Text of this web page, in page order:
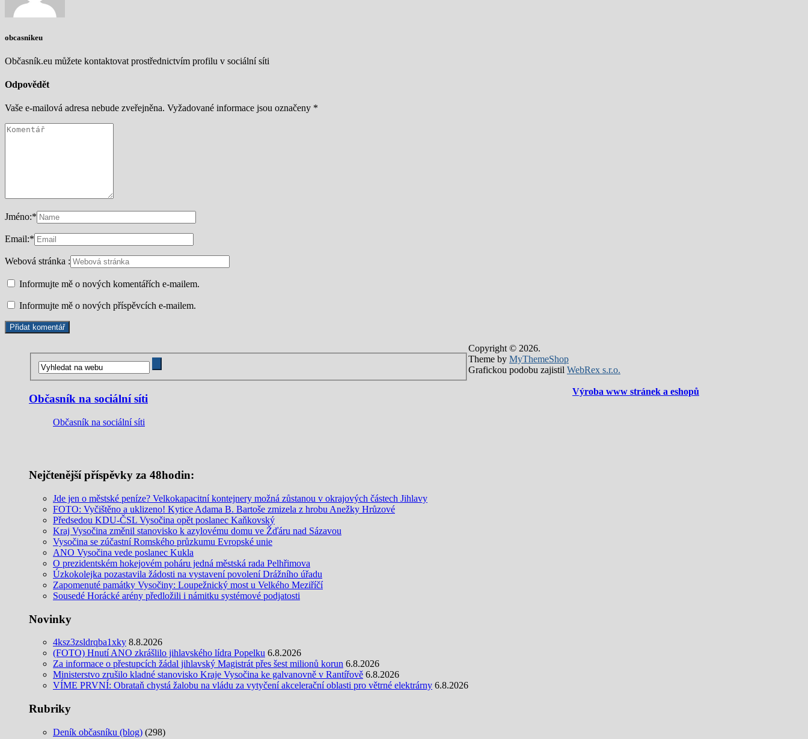
obcasnikeu
Občasník.eu můžete kontaktovat prostřednictvím profilu v sociální síti
Odpovědět
Vaše e-mailová adresa nebude zveřejněna. Vyžadované informace jsou označeny *
Jméno:*
Email:*
Webová stránka :
Informujte mě o nových komentářích e-mailem.
Informujte mě o nových příspěvcích e-mailem.
Občasník na sociální síti
Občasník na sociální síti
Nejčtenější příspěvky za 48hodin:
Jde jen o městské peníze? Velkokapacitní kontejnery možná zůstanou v okrajových částech Jihlavy
FOTO: Vyčištěno a uklizeno! Kytice Adama B. Bartoše zmizela z hrobu Anežky Hrůzové
Předsedou KDU-ČSL Vysočina opět poslanec Kaňkovský
Kraj Vysočina změnil stanovisko k azylovému domu ve Žďáru nad Sázavou
Vysočina se zúčastní Romského průzkumu Evropské unie
ANO Vysočina vede poslanec Kukla
O prezidentském hokejovém poháru jedná městská rada Pelhřimova
Úzkokolejka pozastavila žádosti na vystavení povolení Drážního úřadu
Zapomenuté památky Vysočiny: Loupežnický most u Velkého Meziříčí
Sousedé Horácké arény předložili i námitku systémové podjatosti
Novinky
4ksz3zsldrqba1xky 8.8.2026
(FOTO) Hnutí ANO zkrášlilo jihlavského lídra Popelku 6.8.2026
Za informace o přestupcích žádal jihlavský Magistrát přes šest milionů korun 6.8.2026
Ministerstvo zrušilo kladné stanovisko Kraje Vysočina ke galvanovně v Rantířově 6.8.2026
VÍME PRVNÍ: Obrataň chystá žalobu na vládu za vytyčení akcelerační oblasti pro větrné elektrárny 6.8.2026
Rubriky
Deník občasníku (blog) (298)
Copyright © 2026.
Theme by MyThemeShop
Grafickou podobu zajistil WebRex s.r.o.
Výroba www stránek a eshopů